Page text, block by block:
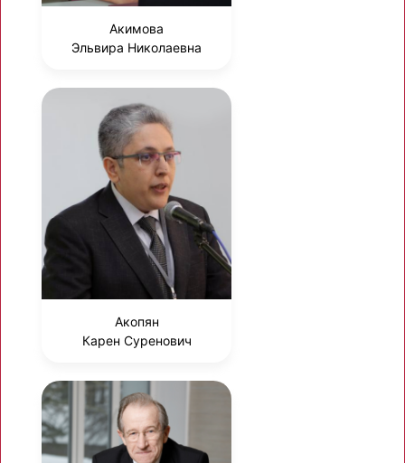
Акимова
Эльвира Николаевна
Акопян
Карен Суренович